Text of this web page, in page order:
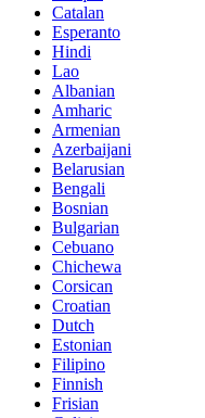
Catalan
Esperanto
Hindi
Lao
Albanian
Amharic
Armenian
Azerbaijani
Belarusian
Bengali
Bosnian
Bulgarian
Cebuano
Chichewa
Corsican
Croatian
Dutch
Estonian
Filipino
Finnish
Frisian